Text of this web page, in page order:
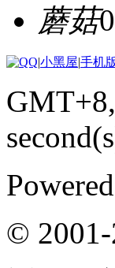
蘑菇
|小黑屋|手机
©